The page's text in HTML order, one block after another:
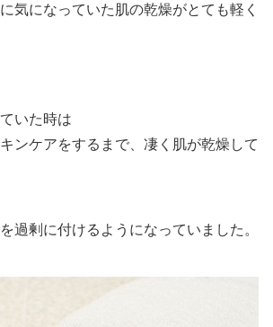
気になっていた肌の乾燥がとても軽く
いた時は
ンケアをするまで、凄く肌が乾燥して
過剰に付けるようになっていました。